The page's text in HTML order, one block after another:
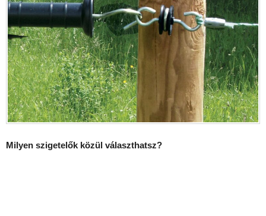
Milyen szigetelők közül választhatsz?